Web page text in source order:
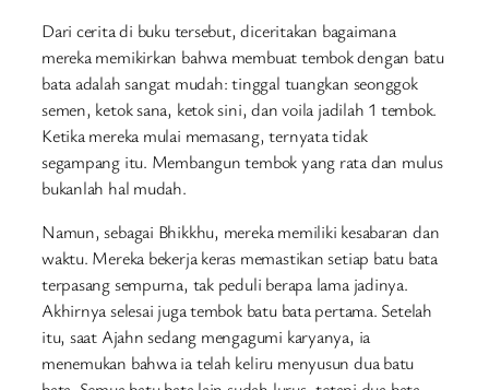
Dari cerita di buku tersebut, diceritakan bagaimana
mereka memikirkan bahwa membuat tembok dengan batu
bata adalah sangat mudah: tinggal tuangkan seonggok
semen, ketok sana, ketok sini, dan voila jadilah 1 tembok.
Ketika mereka mulai memasang, ternyata tidak
segampang itu. Membangun tembok yang rata dan mulus
bukanlah hal mudah.
Namun, sebagai Bhikkhu, mereka memiliki kesabaran dan
waktu. Mereka bekerja keras memastikan setiap batu bata
terpasang sempurna, tak peduli berapa lama jadinya.
Akhirnya selesai juga tembok batu bata pertama. Setelah
itu, saat Ajahn sedang mengagumi karyanya, ia
menemukan bahwa ia telah keliru menyusun dua batu